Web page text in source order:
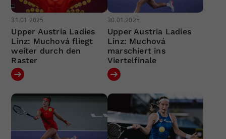
31.01.2025
Upper Austria Ladies
Linz: Muchová fliegt
weiter durch den
Raster
30.01.2025
Upper Austria Ladies
Linz: Muchová
marschiert ins
Viertelfinale